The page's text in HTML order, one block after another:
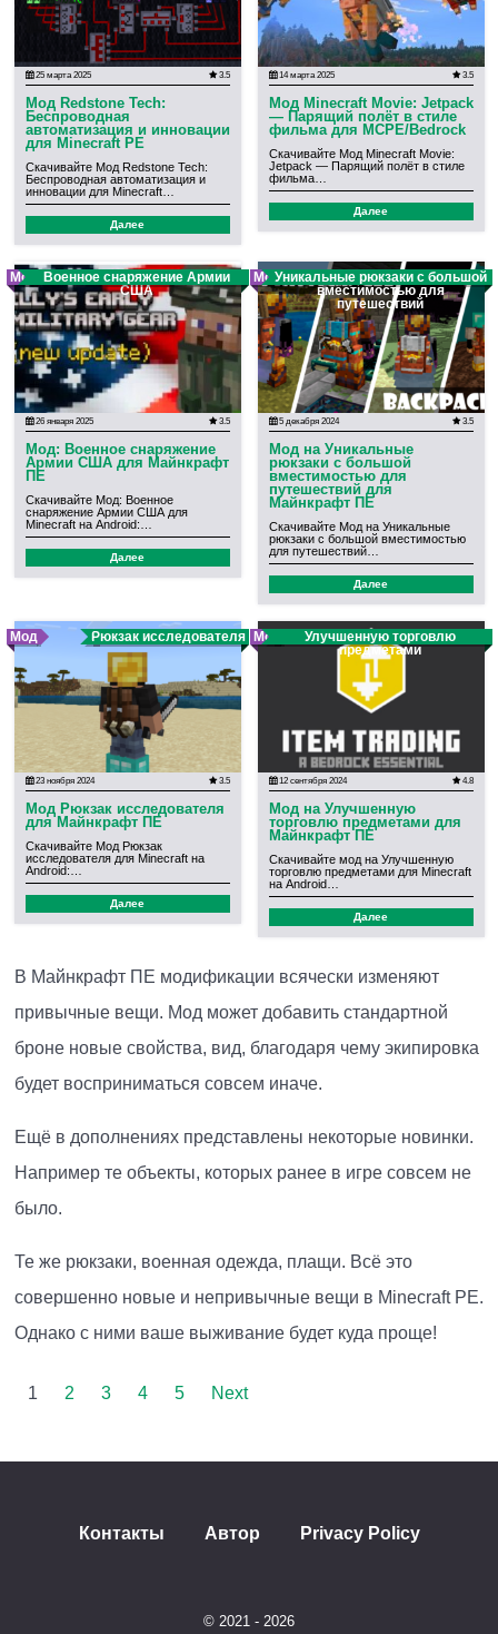
25 марта 2025 3.5
Мод Redstone Tech:
Беспроводная
автоматизация и инновации
для Minecraft PE
Скачивайте Мод Redstone Tech:
Беспроводная автоматизация и
инновации для Minecraft…
Далее
14 марта 2025 3.5
Мод Minecraft Movie: Jetpack
— Парящий полёт в стиле
фильма для MCPE/Bedrock
Скачивайте Мод Minecraft Movie:
Jetpack — Парящий полёт в стиле
фильма…
Далее
Мод
Военное снаряжение Армии
США
26 января 2025 3.5
Мод: Военное снаряжение
Армии США для Майнкрафт
ПЕ
Скачивайте Мод: Военное
снаряжение Армии США для
Minecraft на Android:…
Далее
МодУникальные рюкзаки с большой
вместимостью для
путешествий
5 декабря 2024 3.5
Мод на Уникальные
рюкзаки с большой
вместимостью для
путешествий для
Майнкрафт ПЕ
Скачивайте Мод на Уникальные
рюкзаки с большой вместимостью
для путешествий…
Далее
Мод Рюкзак исследователя
23 ноября 2024 3.5
Мод Рюкзак исследователя
для Майнкрафт ПЕ
Скачивайте Мод Рюкзак
исследователя для Minecraft на
Android:…
Далее
Мод
Улучшенную торговлю
предметами
12 сентября 2024 4.8
Мод на Улучшенную
торговлю предметами для
Майнкрафт ПЕ
Скачивайте мод на Улучшенную
торговлю предметами для Minecraft
на Android…
Далее
В Майнкрафт ПЕ модификации всячески изменяют
привычные вещи. Мод может добавить стандартной
броне новые свойства, вид, благодаря чему экипировка
будет восприниматься совсем иначе.
Ещё в дополнениях представлены некоторые новинки.
Например те объекты, которых ранее в игре совсем не
было.
Те же рюкзаки, военная одежда, плащи. Всё это
совершенно новые и непривычные вещи в Minecraft PE.
Однако с ними ваше выживание будет куда проще!
1 2 3 4 5 Next
Контакты Автор Privacy Policy
© 2021 - 2026